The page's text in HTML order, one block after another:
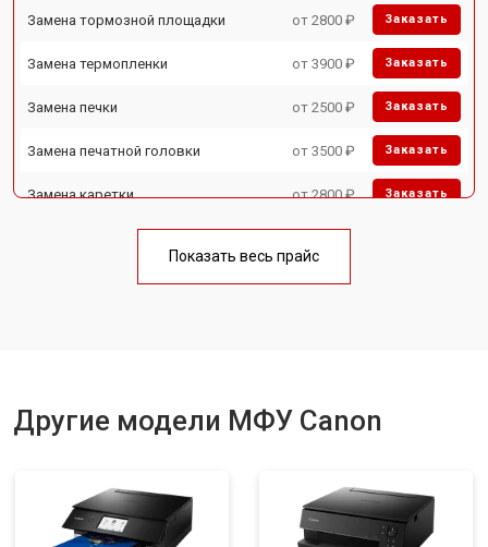
Замена тормозной площадки от 2800 ₽ Заказать
Замена термопленки от 3900 ₽ Заказать
Замена печки от 2500 ₽ Заказать
Замена печатной головки от 3500 ₽ Заказать
Замена каретки от 2800 ₽ Заказать
Замена блока питания от 2500 ₽
Показать весь прайс
Другие модели МФУ Canon